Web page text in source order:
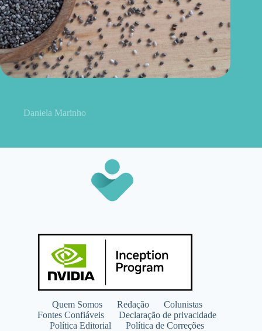
Daniela Marinho
Quem Somos Redação
Colunistas
Fontes Confiáveis
Declaração de privacidade
Política Editorial
Política de Correções